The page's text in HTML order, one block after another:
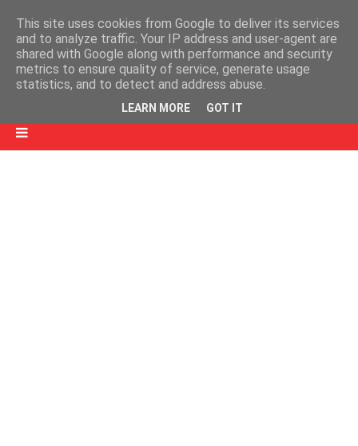
This site uses cookies from Google to deliver its services
and to analyze traffic. Your IP address and user-agent are
shared with Google along with performance and security
metrics to ensure quality of service, generate usage
statistics, and to detect and address abuse.
LEARN MORE GOT IT